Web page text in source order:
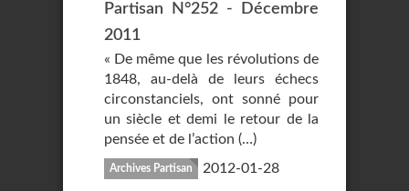
Partisan N°252 - Décembre
2011
« De même que les révolutions de
1848, au-delà de leurs échecs
circonstanciels, ont sonné pour
un siècle et demi le retour de la
pensée et de l’action (…)
Archives Partisan 2012-01-28